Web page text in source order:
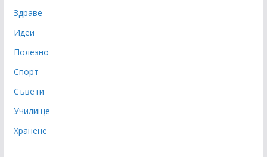
Здраве
Идеи
Полезно
Спорт
Съвети
Училище
Хранене